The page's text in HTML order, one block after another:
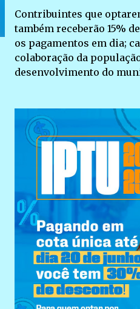
Contribuintes que
também receberão 15%
os pagamentos em dia;
colaboração da
desenvolvimento do